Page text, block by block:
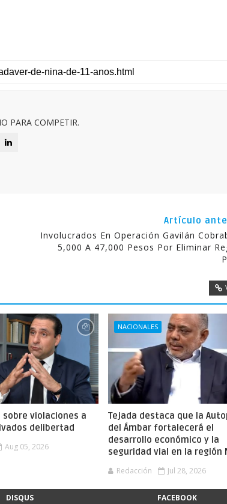
PARA COMPETIR.
Artículo
Involucrados En Operación Gavilán
5,000 A 47,000 Pesos Por Eliminar
sobre violaciones a
delibertad
Aug 05, 2026
NACIONALES
Tejada destaca que la
del Ámbar fortalecerá el
desarrollo económico y la
seguridad vial en la región
Redacción Jul 28, 2026
DISQUS FACEBOOK